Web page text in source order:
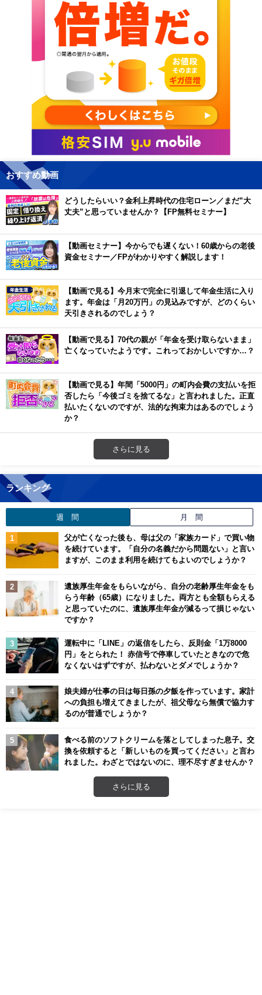
おすすめ動画
どうしたらいい？金利上昇時代の住宅ローン／まだ”大
丈夫”と思っていませんか？【FP無料セミナー】
【動画セミナー】今からでも遅くない！60歳からの老後
資金セミナー／FPがわかりやすく解説します！
【動画で見る】今月末で完全に引退して年金生活に入り
ます。年金は「月20万円」の見込みですが、どのくらい
天引きされるのでしょう？
【動画で見る】70代の親が「年金を受け取らないまま」
亡くなっていたようです。これっておかしいですか…？
【動画で見る】年間「5000円」の町内会費の支払いを拒
否したら「今後ゴミを捨てるな」と言われました。正直
払いたくないのですが、法的な拘束力はあるのでしょう
か？
さらに見る
ランキング
週 間 月 間
父が亡くなった後も、母は父の「家族カード」で買い物
を続けています。「自分の名義だから問題ない」と言い
ますが、このまま利用を続けてもよいのでしょうか？
遺族厚生年金をもらいながら、自分の老齢厚生年金をも
らう年齢（65歳）になりました。両方とも全額もらえる
と思っていたのに、遺族厚生年金が減るって損じゃない
ですか？
運転中に「LINE」の返信をしたら、反則金「1万8000
円」をとられた！ 赤信号で停車していたときなので危
なくないはずですが、払わないとダメでしょうか？
娘夫婦が仕事の日は毎日孫の夕飯を作っています。家計
への負担も増えてきましたが、祖父母なら無償で協力す
るのが普通でしょうか？
食べる前のソフトクリームを落としてしまった息子。交
換を依頼すると「新しいものを買ってください」と言わ
れました。わざとではないのに、理不尽すぎませんか？
さらに見る